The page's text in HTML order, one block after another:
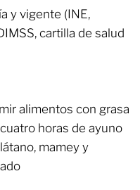
y vigente (INE,
cartilla de salud
alimentos con grasa
horas de ayuno
mamey y